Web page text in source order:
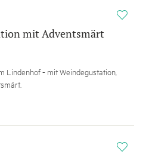
i
mit Adventsmärt
Lindenhof - mit Weindegustation,
i